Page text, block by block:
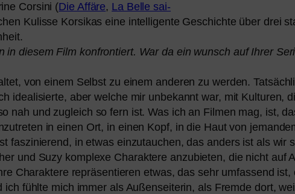
Corsini (Die Affäre, La Belle sai­
Kulisse Korsikas eine intel­li­gen­te Geschichte über drei
in die­sem Film kon­fron­tiert. War da ein wunsch auf Ihrer
von einem Selbst zu einem ande­ren zu wer­den.
idea­li­sier­te, aber wel­che mir unbe­kannt war, mit Kulturen,
nah und zugleich so fern ist. Was ich an Filmen mag, ist,
in einen Ort, in einen Kopf, in die Haut von
fas­zi­nie­rend, in etwas ein­zu­tau­chen, das anders ist als wir
und Suzy kom­ple­xe Charaktere anzu­bie­ten, die nicht auf
Charaktere reprä­sen­tie­ren etwas, das sehr umfas­send
ich fühl­te mich immer als Außenseiterin, als Fremde dort,